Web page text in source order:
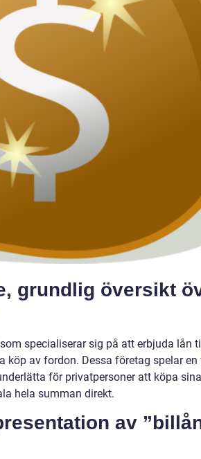
grundlig översikt
specialiserar sig på att erbjuda lån
köp av fordon. Dessa företag spelar
för privatpersoner att köpa sina
hela summan direkt.
av